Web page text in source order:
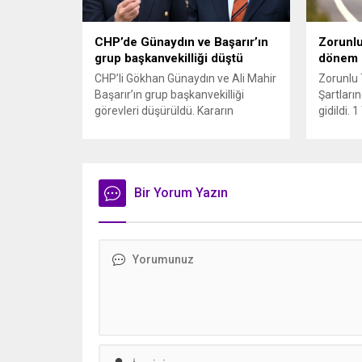
itibaren
oyun
özellikle
olmaya...
CHP’de Günaydın ve Başarır’ın
grup başkanvekilliği düştü
CHP’li Gökhan Günaydın ve Ali Mahir
Başarır’ın grup başkanvekilliği
görevleri düşürüldü. Kararın
verdiği hukuksuz bir karardır” dedi.
CHP’den tedbirli olarak kesin
çıkarma cezası uygulanmak üzere
edilen ve partideki tüm
dönem
Zorunlu
gidildi. 1
Bir Yorum Yazın